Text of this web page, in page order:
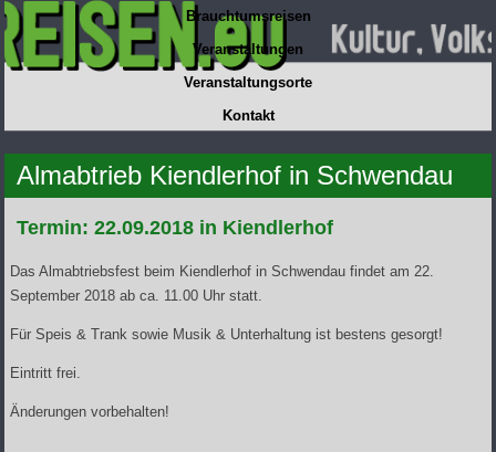
Brauchtumsreisen
Veranstaltungen
Veranstaltungsorte
Kontakt
Almabtrieb Kiendlerhof in Schwendau
Termin: 22.09.2018 in Kiendlerhof
Das Almabtriebsfest beim Kiendlerhof in Schwendau findet am 22.
September 2018 ab ca. 11.00 Uhr statt.
Für Speis & Trank sowie Musik & Unterhaltung ist bestens gesorgt!
Eintritt frei.
Änderungen vorbehalten!